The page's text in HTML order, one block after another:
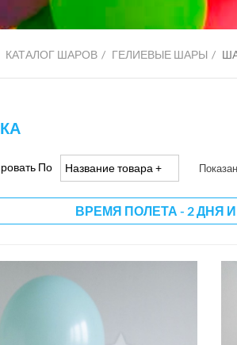
КАТАЛОГ ШАРОВ ГЕЛИЕВЫЕ ШАРЫ
По Название товара +/-
ВРЕМЯ ПОЛЕТА - 2 ДНЯ